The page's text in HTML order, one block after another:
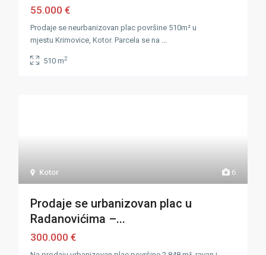
55.000 €
Prodaje se neurbanizovan plac površine 510m² u
mjestu Krimovice, Kotor. Parcela se na ...
510 m2
6
Kotor
Prodaje se urbanizovan plac u
Radanovićima –...
300.000 €